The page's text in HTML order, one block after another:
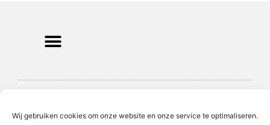
Wij gebruiken cookies om onze website en onze service te optimaliseren.